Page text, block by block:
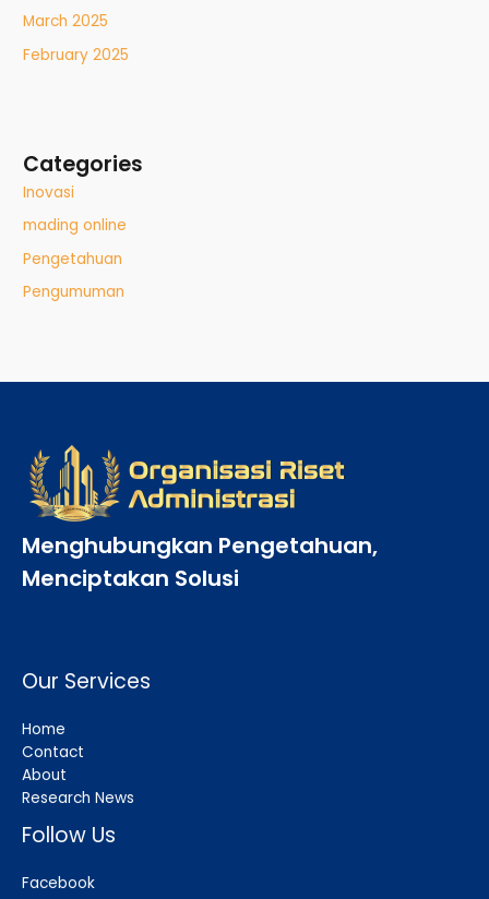
March 2025
February 2025
Categories
Inovasi
mading online
Pengetahuan
Pengumuman
Menghubungkan Pengetahuan,
Menciptakan Solusi
Our Services
Home
Contact
About
Research News
Follow Us
Facebook